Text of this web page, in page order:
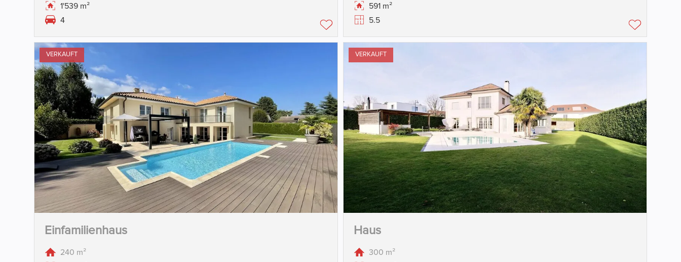
1'539 m²
4
591 m²
5.5
VERKAUFT
Einfamilienhaus
240 m²
VERKAUFT
Haus
300 m²